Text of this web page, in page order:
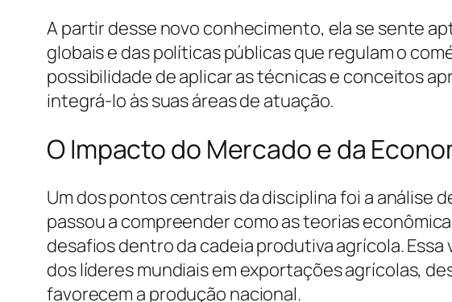
A partir desse novo conhecimento, ela se sente
globais e das políticas públicas que regulam o
possibilidade de aplicar as técnicas e conceitos
integrá-lo às suas áreas de atuação.
O Impacto do Mercado e da
Um dos pontos centrais da disciplina foi a análise
passou a compreender como as teorias
desafios dentro da cadeia produtiva agrícola.
dos líderes mundiais em exportações agrícolas,
favorecem a produção nacional.